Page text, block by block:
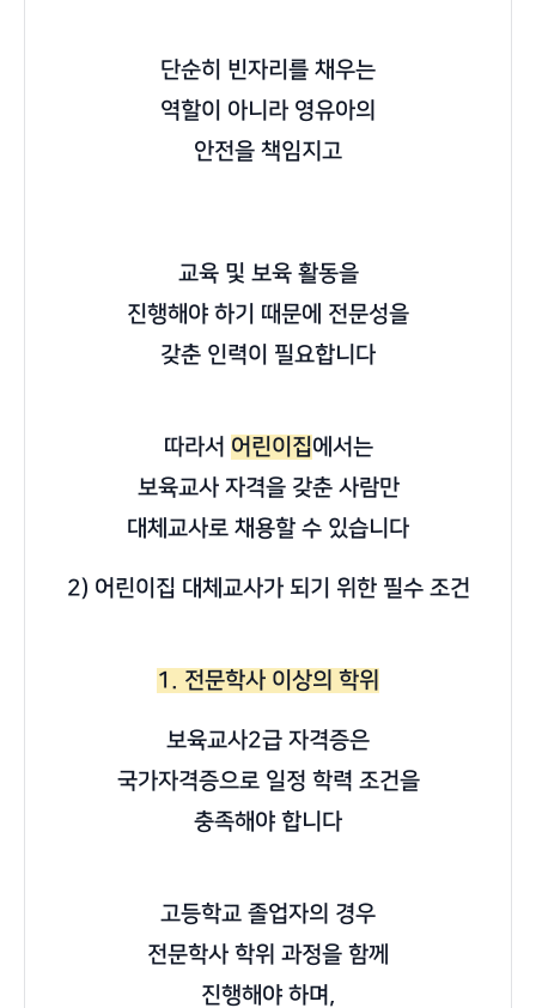
단순히 빈자리를 채우는
역할이 아니라 영유아의
안전을 책임지고
교육 및 보육 활동을
진행해야 하기 때문에 전문성을
갖춘 인력이 필요합니다
따라서 어린이집에서는
보육교사 자격을 갖춘 사람만
대체교사로 채용할 수 있습니다
2) 어린이집 대체교사가 되기 위한 필수 조건
1. 전문학사 이상의 학위
보육교사2급 자격증은
국가자격증으로 일정 학력 조건을
충족해야 합니다
고등학교 졸업자의 경우
전문학사 학위 과정을 함께
진행해야 하며,